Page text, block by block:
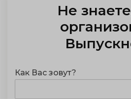
Не
Как Вас зовут?